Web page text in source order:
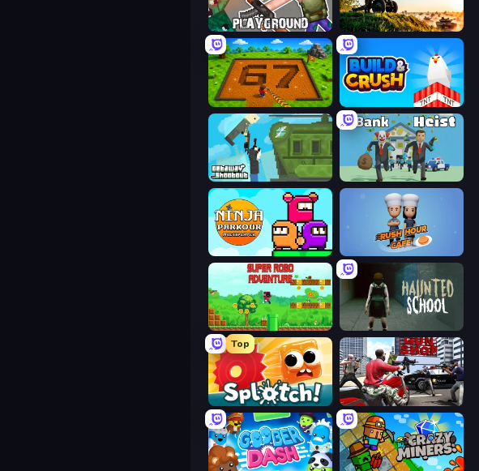
Playground Artillery Vs Tanks
Obby: Dig Brainrots Build and Crush
Getaway Shootout Bank Heist
Ninja Parkour Multiplayer Rush Hour Cafe
Super Robo - Adventure Haunted School
Top
Splotch! Grand Action Simulator: New York